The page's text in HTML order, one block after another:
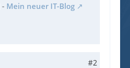
- Mein neuer IT-Blog
#2